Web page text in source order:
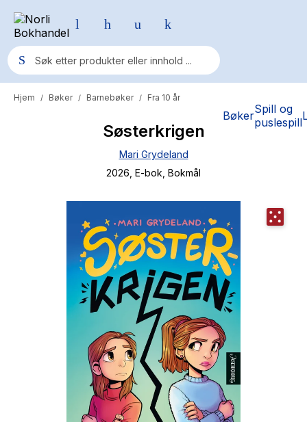
BøkerSpill og
puslespill
Populære søk
Fury Bound - Sable Sorensen
Elizabeth Strout
Hypopressiv trening
The Housemaid
Hjem / Bøker / Barnebøker / Fra 10 år
Søsterkrigen
Mari Grydeland
2026 , E-bok , Bokmål